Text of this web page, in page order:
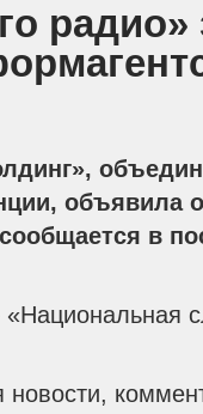
радио»
объявила
в
«Национальная
новости,